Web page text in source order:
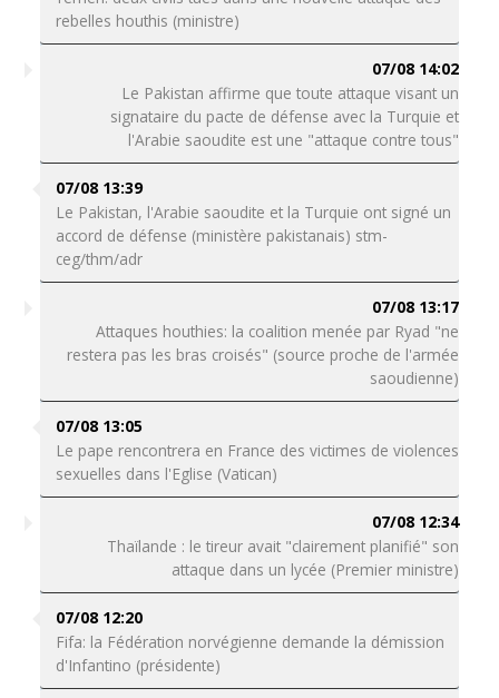
rebelles houthis (ministre)
07/08 14:02
Le Pakistan affirme que toute attaque visant un
signataire du pacte de défense avec la Turquie et
l'Arabie saoudite est une "attaque contre tous"
07/08 13:39
Le Pakistan, l'Arabie saoudite et la Turquie ont signé un
accord de défense (ministère pakistanais) stm-
ceg/thm/adr
07/08 13:17
Attaques houthies: la coalition menée par Ryad "ne
restera pas les bras croisés" (source proche de l'armée
saoudienne)
07/08 13:05
Le pape rencontrera en France des victimes de violences
sexuelles dans l'Eglise (Vatican)
07/08 12:34
Thaïlande : le tireur avait "clairement planifié" son
attaque dans un lycée (Premier ministre)
07/08 12:20
Fifa: la Fédération norvégienne demande la démission
d'Infantino (présidente)